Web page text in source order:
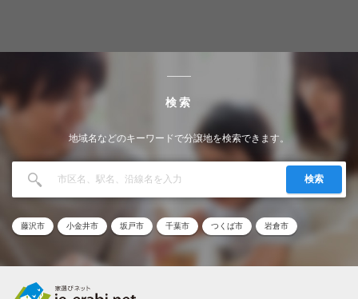
検索
地域名などのキーワードで分譲地を検索できます。
検索
藤沢市 小金井市 坂戸市 千葉市 つくば市 岩倉市